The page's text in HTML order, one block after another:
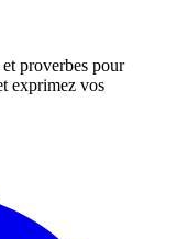
proverbes pour
exprimez vos